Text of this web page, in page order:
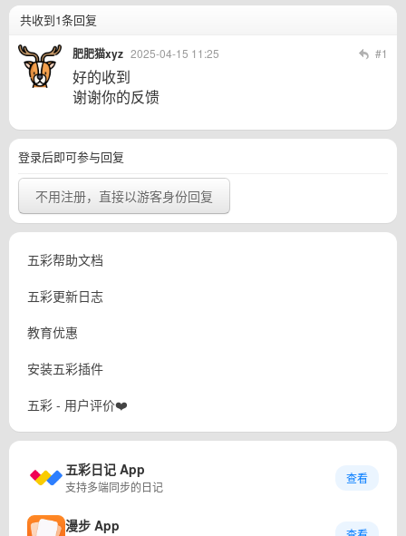
共收到1条回复
肥肥猫xyz 2025-04-15 11:25 #1
好的收到
谢谢你的反馈
登录后即可参与回复
不用注册，直接以游客身份回复
五彩帮助文档
五彩更新日志
教育优惠
安装五彩插件
五彩 - 用户评价❤️
五彩日记 App
支持多端同步的日记
查看
漫步 App